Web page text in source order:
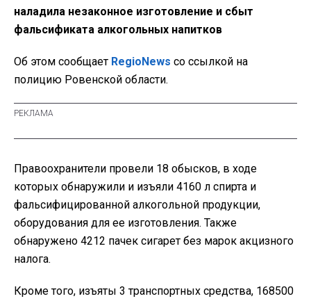
наладила незаконное изготовление и сбыт
фальсификата алкогольных напитков
Об этом сообщает RegioNews со ссылкой на
полицию Ровенской области.
Правоохранители провели 18 обысков, в ходе
которых обнаружили и изъяли 4160 л спирта и
фальсифицированной алкогольной продукции,
оборудования для ее изготовления. Также
обнаружено 4212 пачек сигарет без марок акцизного
налога.
Кроме того, изъяты 3 транспортных средства, 168500